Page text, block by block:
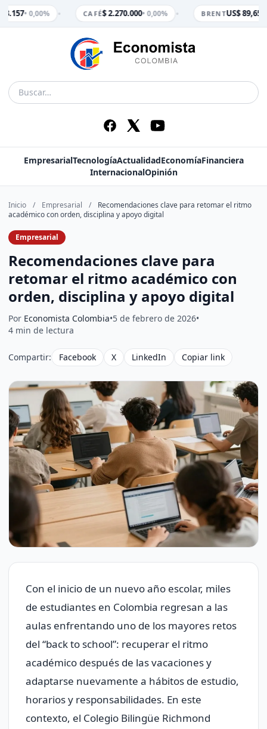
• 0,00% CAFÉ$ 2.270.000• 0,00% BRENTUS$ 89,65•
EmpresarialTecnologíaActualidadEconomíaFinanciera
InternacionalOpinión
Inicio / Empresarial /
Recomendaciones clave para retomar el ritmo
académico con orden, disciplina y apoyo digital
Empresarial
Recomendaciones clave para
retomar el ritmo académico con
orden, disciplina y apoyo digital
Por Economista Colombia•5 de febrero de 2026•
4 min de lectura
Compartir: Facebook X LinkedIn Copiar link
Con el inicio de un nuevo año escolar, miles
de estudiantes en Colombia regresan a las
aulas enfrentando uno de los mayores retos
del “back to school”: recuperar el ritmo
académico después de las vacaciones y
adaptarse nuevamente a hábitos de estudio,
horarios y responsabilidades. En este
contexto, el Colegio Bilingüe Richmond